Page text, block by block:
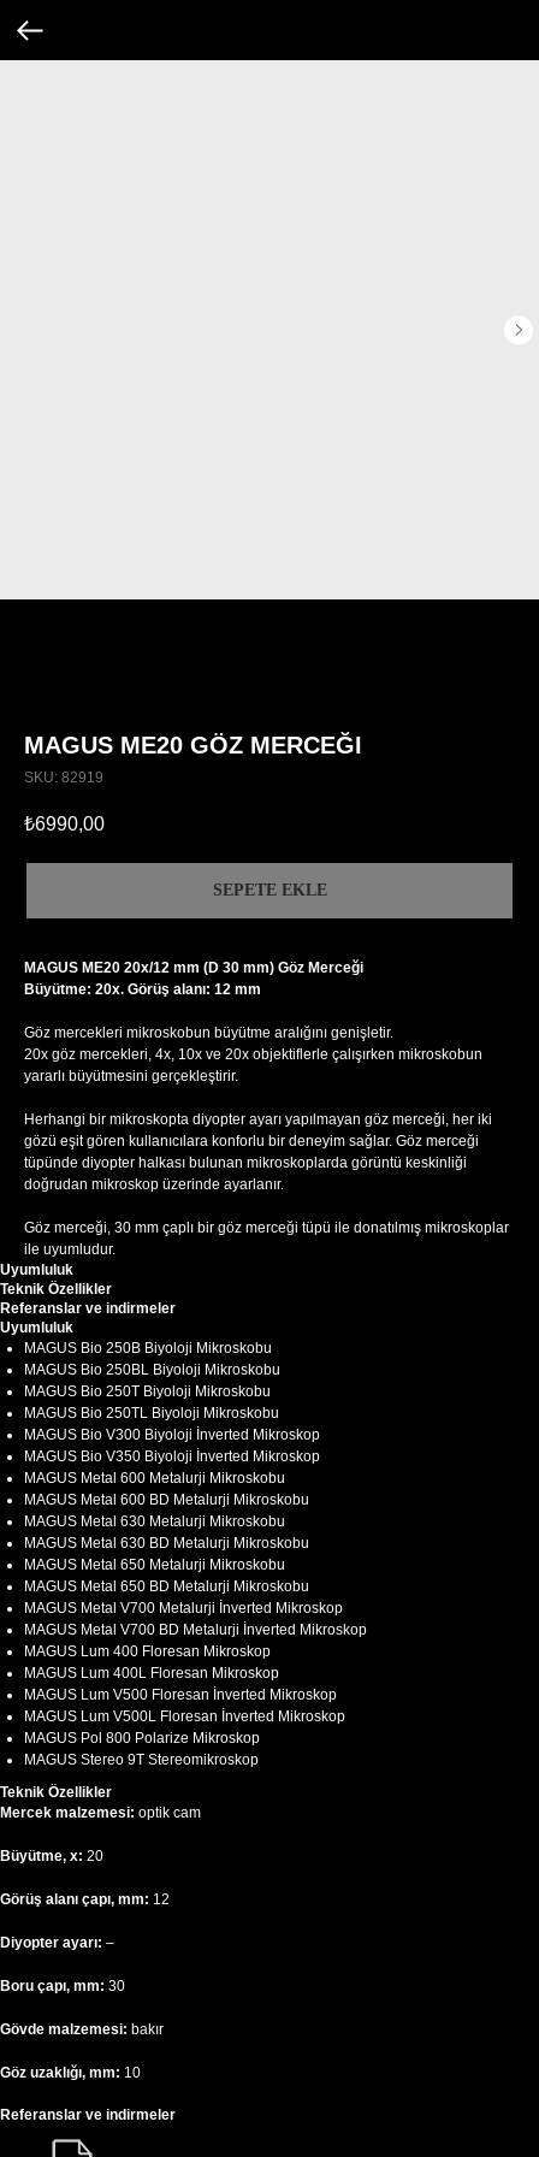
MAGUS ME20 GÖZ MERCEĞI
SKU: 82919
₺6990,00
SEPETE EKLE
MAGUS ME20 20х/12 mm (D 30 mm) Göz Merceği
Büyütme: 20x. Görüş alanı: 12 mm
Göz mercekleri mikroskobun büyütme aralığını genişletir.
20x göz mercekleri, 4x, 10x ve 20x objektiflerle çalışırken mikroskobun
yararlı büyütmesini gerçekleştirir.
Herhangi bir mikroskopta diyopter ayarı yapılmayan göz merceği, her iki
gözü eşit gören kullanıcılara konforlu bir deneyim sağlar. Göz merceği
tüpünde diyopter halkası bulunan mikroskoplarda görüntü keskinliği
doğrudan mikroskop üzerinde ayarlanır.
Göz merceği, 30 mm çaplı bir göz merceği tüpü ile donatılmış mikroskoplar
ile uyumludur.
Uyumluluk
Teknik Özellikler
Referanslar ve indirmeler
Uyumluluk
MAGUS Bio 250B Biyoloji Mikroskobu
MAGUS Bio 250BL Biyoloji Mikroskobu
MAGUS Bio 250T Biyoloji Mikroskobu
MAGUS Bio 250TL Biyoloji Mikroskobu
MAGUS Bio V300 Biyoloji İnverted Mikroskop
MAGUS Bio V350 Biyoloji İnverted Mikroskop
MAGUS Metal 600 Metalurji Mikroskobu
MAGUS Metal 600 BD Metalurji Mikroskobu
MAGUS Metal 630 Metalurji Mikroskobu
MAGUS Metal 630 BD Metalurji Mikroskobu
MAGUS Metal 650 Metalurji Mikroskobu
MAGUS Metal 650 BD Metalurji Mikroskobu
MAGUS Metal V700 Metalurji İnverted Mikroskop
MAGUS Metal V700 BD Metalurji İnverted Mikroskop
MAGUS Lum 400 Floresan Mikroskop
MAGUS Lum 400L Floresan Mikroskop
MAGUS Lum V500 Floresan İnverted Mikroskop
MAGUS Lum V500L Floresan İnverted Mikroskop
MAGUS Pol 800 Polarize Mikroskop
MAGUS Stereo 9T Stereomikroskop
Teknik Özellikler
Mercek malzemesi: optik cam
Büyütme, x: 20
Görüş alanı çapı, mm: 12
Diyopter ayarı: –
Boru çapı, mm: 30
Gövde malzemesi: bakır
Göz uzaklığı, mm: 10
Referanslar ve indirmeler